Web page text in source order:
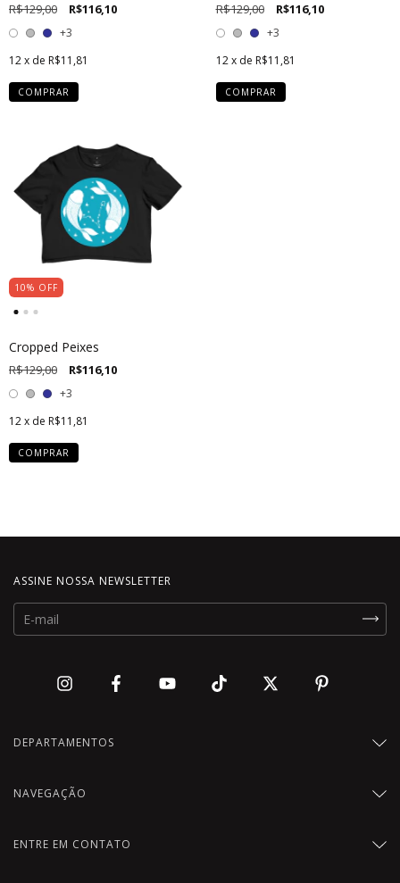
R$129,00 R$116,10
+3
12x de R$11,81
COMPRAR
R$129,00 R$116,10
+3
12 x de R$11,81
COMPRAR
10% OFF
Cropped Peixes
R$129,00 R$116,10
+3
12x de R$11,81
COMPRAR
ASSINE NOSSA NEWSLETTER
DEPARTAMENTOS
NAVEGAÇÃO
ENTRE EM CONTATO